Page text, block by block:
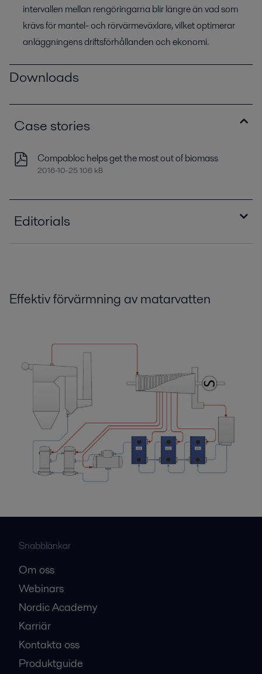
intervallen mellan rengöringarna blir längre än vad som
krävs för mantel- och rörvärmeväxlare, vilket optimerar
anläggningens driftsförhållanden och ekonomi.
Downloads
Case stories
Compabloc helps get the most out of biomass
2016-10-25 106 kB
Editorials
Effektiv förvärmning av matarvatten
Snabblänkar
Om oss
Webinars
Nordic Academy
Karriär
Kontakta oss
Produktguide